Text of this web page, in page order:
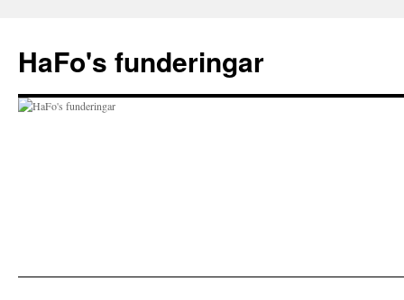
innehåll
HaFo's funderingar